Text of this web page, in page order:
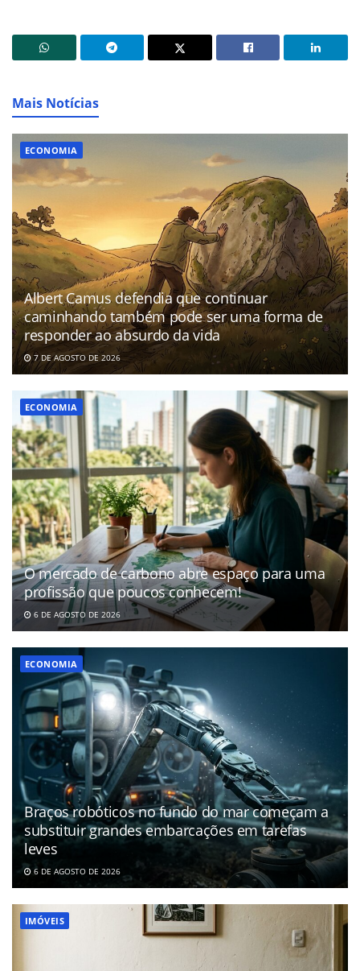
Mais Notícias
ECONOMIA
Albert Camus defendia que continuar
caminhando também pode ser uma forma de
responder ao absurdo da vida
7 DE AGOSTO DE 2026
ECONOMIA
O mercado de carbono abre espaço para uma
profissão que poucos conhecem!
6 DE AGOSTO DE 2026
ECONOMIA
Braços robóticos no fundo do mar começam a
substituir grandes embarcações em tarefas
leves
6 DE AGOSTO DE 2026
IMÓVEIS